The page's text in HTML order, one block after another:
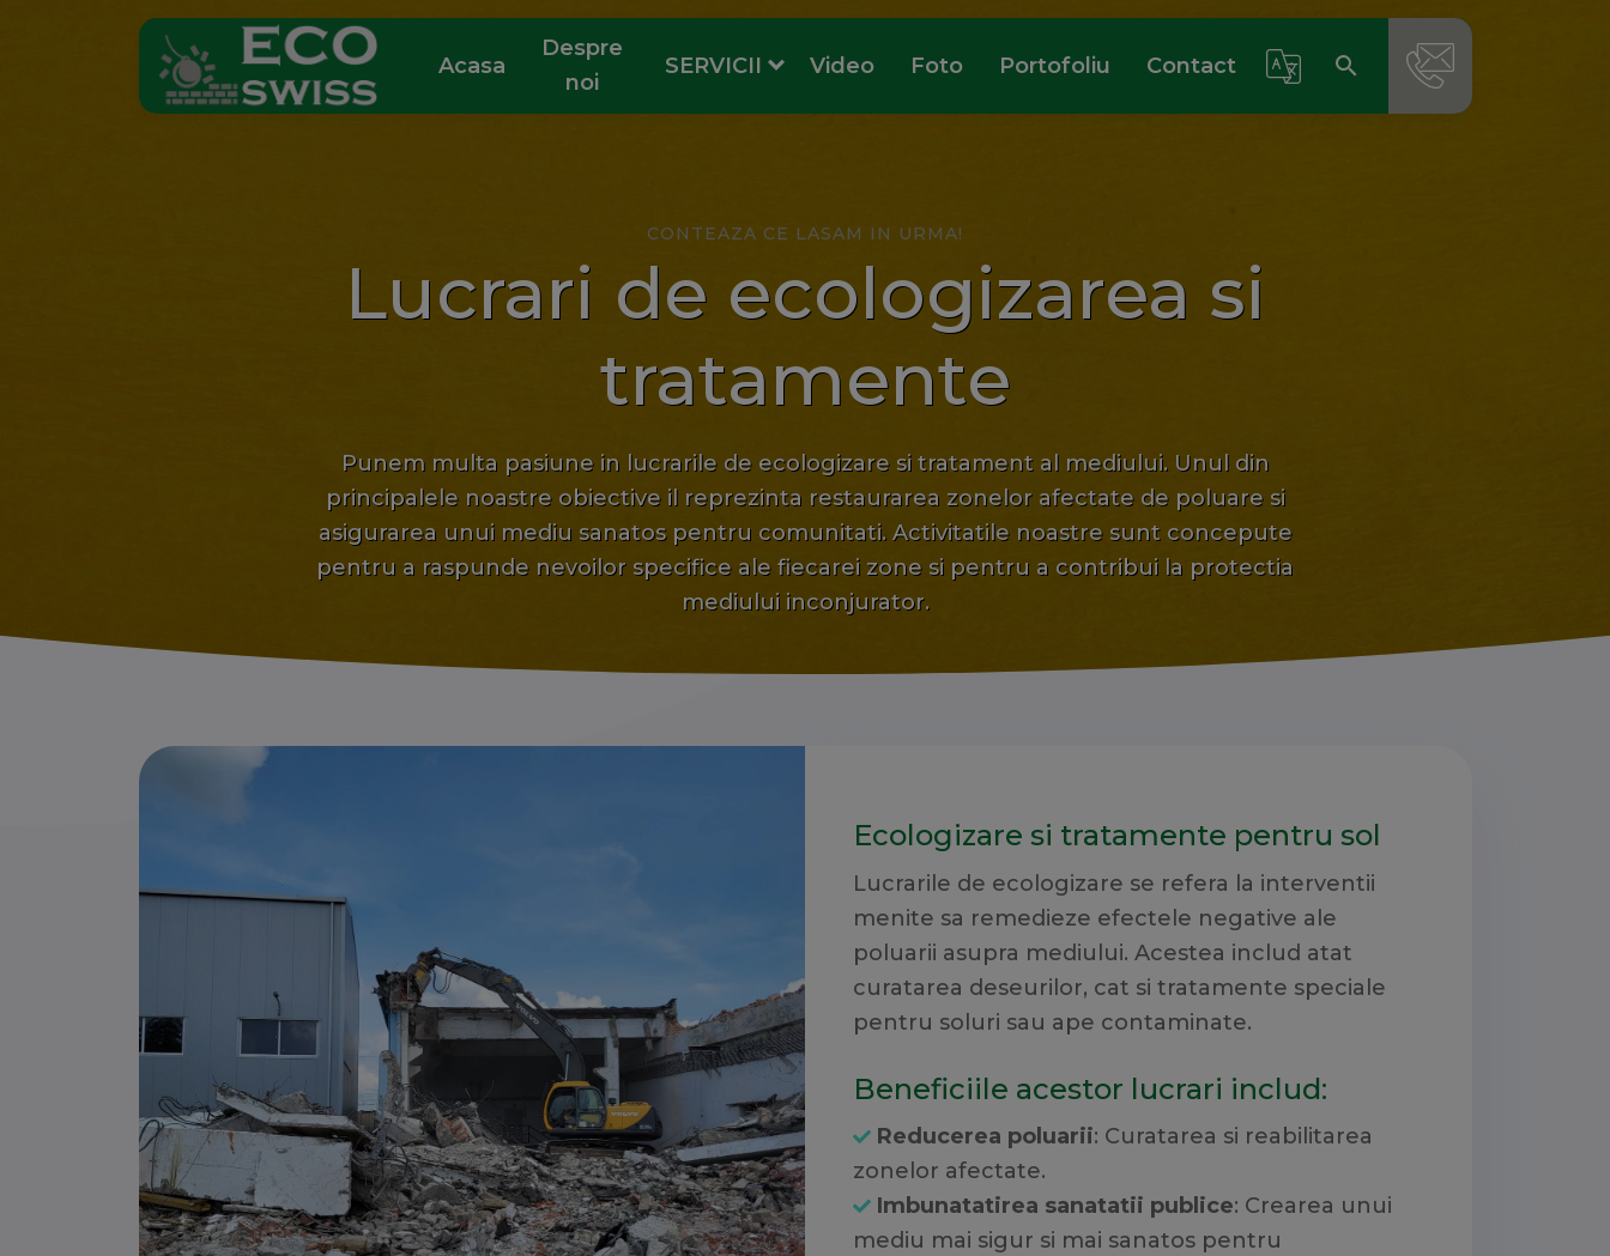
Acasa
Despre
noi
SERVICII Video Foto Portofoliu Contact Select Language
search
search
CONTEAZA CE LASAM IN URMA!
Lucrari de ecologizarea si
tratamente
Punem multa pasiune in lucrarile de ecologizare si tratament al mediului. Unul din
principalele noastre obiective il reprezinta restaurarea zonelor afectate de poluare si
asigurarea unui mediu sanatos pentru comunitati. Activitatile noastre sunt concepute
pentru a raspunde nevoilor specifice ale fiecarei zone si pentru a contribui la protectia
mediului inconjurator.
Ecologizare si tratamente pentru sol
Lucrarile de ecologizare se refera la interventii
menite sa remedieze efectele negative ale
poluarii asupra mediului. Acestea includ atat
curatarea deseurilor, cat si tratamente speciale
pentru soluri sau ape contaminate.
Beneficiile acestor lucrari includ:
Reducerea poluarii: Curatarea si reabilitarea
zonelor afectate.
Imbunatatirea sanatatii publice: Crearea unui
mediu mai sigur si mai sanatos pentru